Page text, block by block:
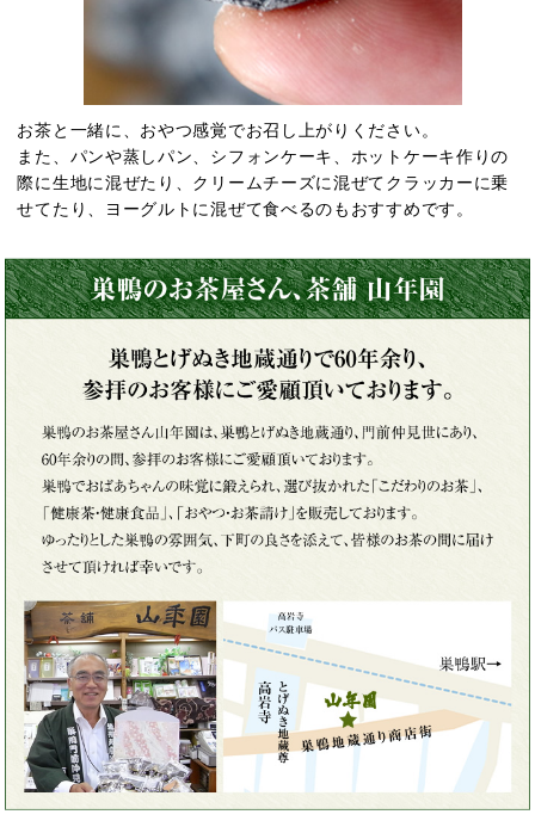
お茶と一緒に、おやつ感覚でお召し上がりください。
また、パンや蒸しパン、シフォンケーキ、ホットケーキ作りの
際に生地に混ぜたり、クリームチーズに混ぜてクラッカーに乗
せてたり、ヨーグルトに混ぜて食べるのもおすすめです。